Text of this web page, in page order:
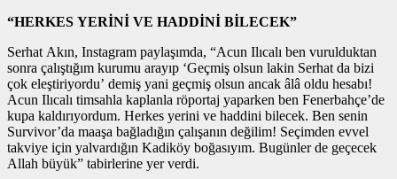
“HERKES YERİNİ VE HADDİNİ BİLECEK”
Serhat Akın, Instagram paylaşımda, “Acun Ilıcalı ben vurulduktan
sonra çalıştığım kurumu arayıp ‘Geçmiş olsun lakin Serhat da bizi
çok eleştiriyordu’ demiş yani geçmiş olsun ancak âlâ oldu hesabı!
Acun Ilıcalı timsahla kaplanla röportaj yaparken ben Fenerbahçe’de
kupa kaldırıyordum. Herkes yerini ve haddini bilecek. Ben senin
Survivor’da maaşa bağladığın çalışanın değilim! Seçimden evvel
takviye için yalvardığın Kadiköy boğasıyım. Bugünler de geçecek
Allah büyük” tabirlerine yer verdi.